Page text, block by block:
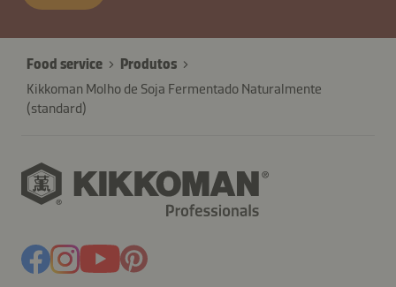
Food service
Produtos
Kikkoman Molho de Soja Fermentado Naturalmente
(standard)